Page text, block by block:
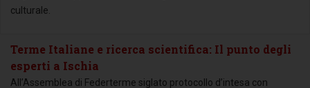
culturale.
Terme Italiane e ricerca scientifica: Il punto degli
esperti a Ischia
All’Assemblea di Federterme siglato protocollo d’intesa con